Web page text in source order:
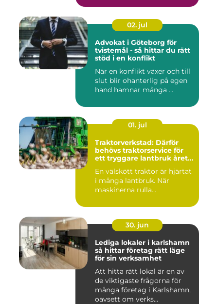
02. jul
Advokat i Göteborg för
tvistemål - så hittar du rätt
stöd i en konflikt
När en konflikt växer och till
slut blir ohanterlig på egen
hand hamnar många ...
01. jul
Traktorverkstad: Därför
behövs traktorservice för
ett tryggare lantbruk året
En välskött traktor är hjärtat
i många lantbruk. När
maskinerna rulla...
30. jun
Lediga lokaler i karlshamn
så hittar företag rätt läge
för sin verksamhet
Att hitta rätt lokal är en av
de viktigaste frågorna för
många företag i Karlshamn,
oavsett om verks...